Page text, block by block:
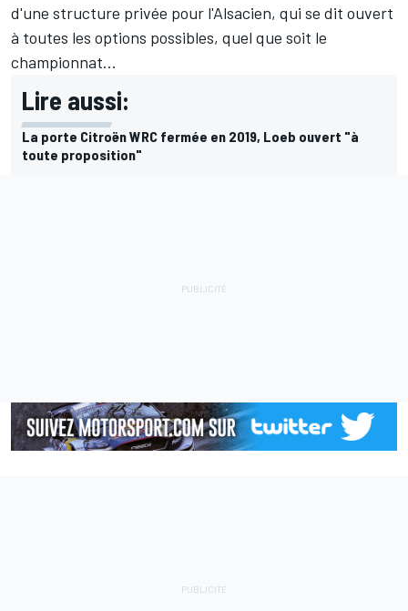
d'une structure privée pour l'Alsacien, qui se dit ouvert
à toutes les options possibles, quel que soit le
championnat...
Lire aussi:
La porte Citroën WRC fermée en 2019, Loeb ouvert "à
toute proposition"